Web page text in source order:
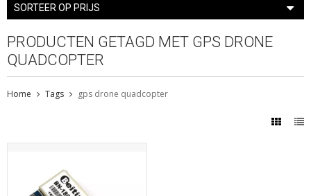
SORTEER OP PRIJS
PRODUCTEN GETAGD MET GPS DRONE
QUADCOPTER
Home Tags gps drone quadcopter